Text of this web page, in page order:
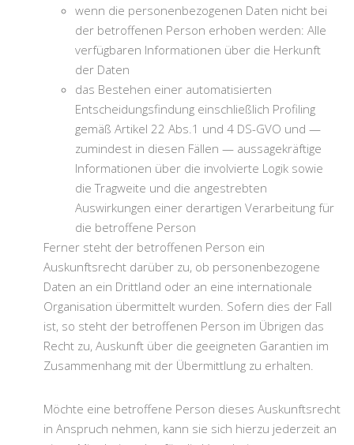
wenn die personenbezogenen Daten nicht bei
der betroffenen Person erhoben werden: Alle
verfügbaren Informationen über die Herkunft
der Daten
das Bestehen einer automatisierten
Entscheidungsfindung einschließlich Profiling
gemäß Artikel 22 Abs.1 und 4 DS-GVO und —
zumindest in diesen Fällen — aussagekräftige
Informationen über die involvierte Logik sowie
die Tragweite und die angestrebten
Auswirkungen einer derartigen Verarbeitung für
die betroffene Person
Ferner steht der betroffenen Person ein
Auskunftsrecht darüber zu, ob personenbezogene
Daten an ein Drittland oder an eine internationale
Organisation übermittelt wurden. Sofern dies der Fall
ist, so steht der betroffenen Person im Übrigen das
Recht zu, Auskunft über die geeigneten Garantien im
Zusammenhang mit der Übermittlung zu erhalten.
Möchte eine betroffene Person dieses Auskunftsrecht
in Anspruch nehmen, kann sie sich hierzu jederzeit an